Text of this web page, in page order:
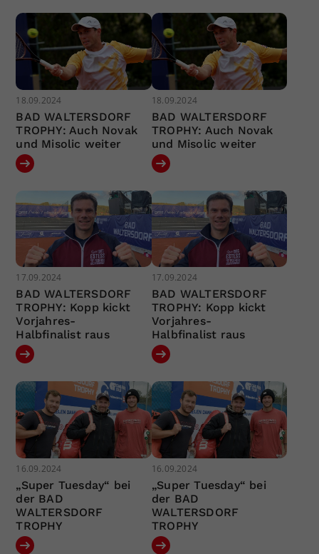
18.09.2024
BAD WALTERSDORF
TROPHY: Auch Novak
und Misolic weiter
18.09.2024
BAD WALTERSDORF
TROPHY: Auch Novak
und Misolic weiter
17.09.2024
BAD WALTERSDORF
TROPHY: Kopp kickt
Vorjahres-
Halbfinalist raus
17.09.2024
BAD WALTERSDORF
TROPHY: Kopp kickt
Vorjahres-
Halbfinalist raus
16.09.2024
„Super Tuesday“ bei
der BAD
WALTERSDORF
TROPHY
16.09.2024
„Super Tuesday“ bei
der BAD
WALTERSDORF
TROPHY